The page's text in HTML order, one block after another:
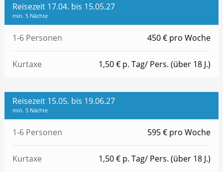
Reisezeit 17.04. bis 15.05.27
min. 5 Nächte
1-6 Personen 450 € pro Woche
Kurtaxe 1,50 € p. Tag/ Pers. (über 18 J.)
Reisezeit 15.05. bis 19.06.27
min. 5 Nächte
1-6 Personen 595 € pro Woche
Kurtaxe 1,50 € p. Tag/ Pers. (über 18 J.)